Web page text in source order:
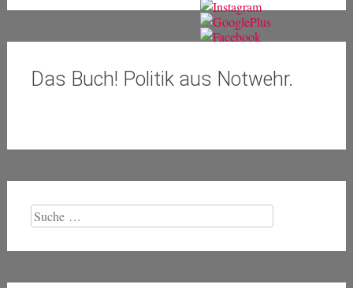
Das Buch! Politik aus Notwehr.